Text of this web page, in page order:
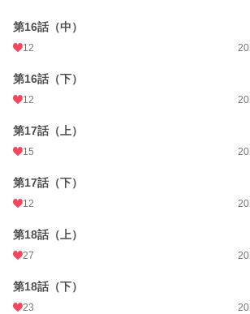
第16話（中）
12
第16話（下）
12
第17話（上）
15
第17話（下）
12
第18話（上）
27
第18話（下）
23